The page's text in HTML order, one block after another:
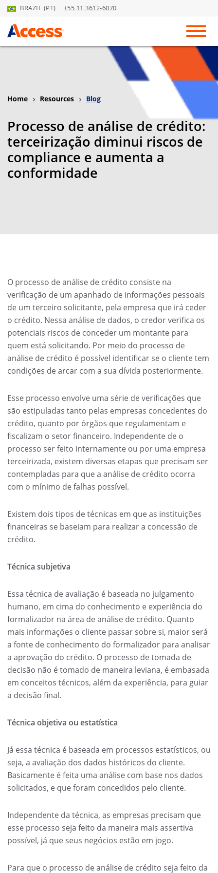
Skip to Main Content
BRAZIL (PT) +55 11 3612-6070
Home Resources Blog
Processo de análise de crédito:
terceirização diminui riscos de
compliance e aumenta a
conformidade
O processo de análise de crédito consiste na
verificação de um apanhado de informações pessoais
de um terceiro solicitante, pela empresa que irá ceder
o crédito. Nessa análise de dados, o credor verifica os
potenciais riscos de conceder um montante para
quem está solicitando. Por meio do processo de
análise de crédito é possível identificar se o cliente tem
condições de arcar com a sua dívida posteriormente.
Esse processo envolve uma série de verificações que
são estipuladas tanto pelas empresas concedentes do
crédito, quanto por órgãos que regulamentam e
fiscalizam o setor financeiro. Independente de o
processo ser feito internamente ou por uma empresa
terceirizada, existem diversas etapas que precisam ser
contempladas para que a análise de crédito ocorra
com o mínimo de falhas possível.
Existem dois tipos de técnicas em que as instituições
financeiras se baseiam para realizar a concessão de
crédito.
Técnica subjetiva
Essa técnica de avaliação é baseada no julgamento
humano, em cima do conhecimento e experiência do
formalizador na área de análise de crédito. Quanto
mais informações o cliente passar sobre si, maior será
a fonte de conhecimento do formalizador para analisar
a aprovação do crédito. O processo de tomada de
decisão não é tomado de maneira leviana, é embasada
em conceitos técnicos, além da experiência, para guiar
a decisão final.
Técnica objetiva ou estatística
Já essa técnica é baseada em processos estatísticos, ou
seja, a avaliação dos dados históricos do cliente.
Basicamente é feita uma análise com base nos dados
solicitados, e que foram concedidos pelo cliente.
Independente da técnica, as empresas precisam que
esse processo seja feito da maneira mais assertiva
possível, já que seus negócios estão em jogo.
Para que o processo de análise de crédito seja feito da